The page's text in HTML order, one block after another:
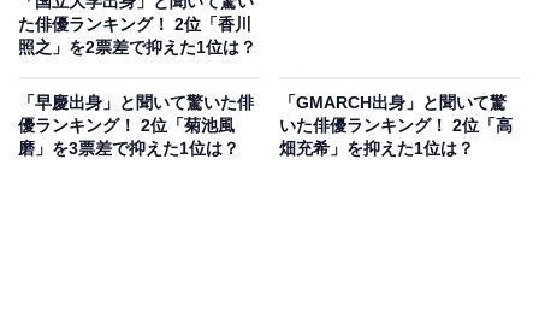
2位にランクインしたのは、俳優の水嶋ヒロさんです。
ドラマ『ごくせん』（日本テレビ系）で俳優デビュー。
以降はイケメン俳優としてブレークしましたが、2009年
た俳優ランキング！ 2位「香川
照之」を2票差で抑えた1位は？
「早慶出身」と聞いて驚いた俳
優ランキング！ 2位「菊池風
磨」を3票差で抑えた1位は？
「GMARCH出身」と聞いて驚
いた俳優ランキング！ 2位「高
畑充希」を抑えた1位は？